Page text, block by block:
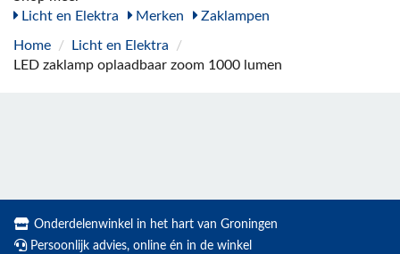
Licht en Elektra
Merken Zaklampen
Home / Licht en Elektra
/
LED zaklamp oplaadbaar zoom 1000 lumen
Onderdelenwinkel in het hart van Groningen
Persoonlijk advies, online én in de winkel